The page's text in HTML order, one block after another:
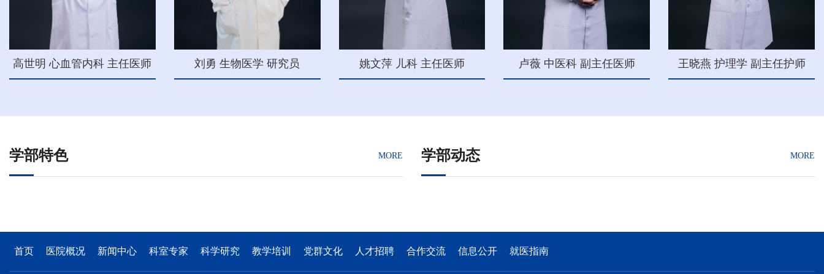
高世明 心血管内科 主任医师 刘勇 生物医学 研究员 姚文萍 儿科 主任医师 卢薇 中医科 副主任医师 王晓燕 护理学 副主任护师
学部特色 MORE 学部动态 MORE
首页 医院概况 新闻中心 科室专家 科学研究 教学培训 党群文化 人才招聘 合作交流 信息公开 就医指南